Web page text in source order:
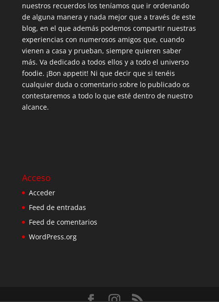
nuestros recuerdos los teníamos que ir ordenando
de alguna manera y nada mejor que a través de este
blog, en el que además podemos compartir nuestras
experiencias con numerosos amigos que, cuando
vienen a casa y prueban, siempre quieren saber
más. Va dedicado a todos ellos y a todo el universo
foodie. ¡Bon appetit! Ni que decir que si tenéis
cualquier duda o comentario sobre lo publicado os
contestaremos a todo lo que esté dentro de nuestro
alcance.
Acceso
Acceder
Feed de entradas
Feed de comentarios
WordPress.org